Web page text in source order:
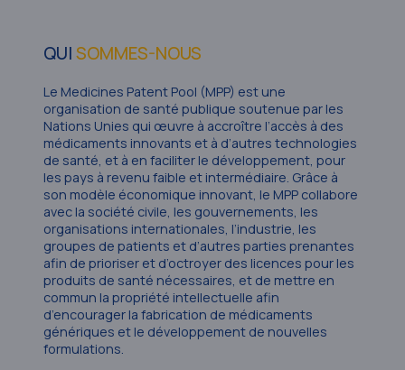
QUISOMMES-NOUS
Le Medicines Patent Pool (MPP) est une
organisation de santé publique soutenue par les
Nations Unies qui œuvre à accroître l’accès à des
médicaments innovants et à d’autres technologies
de santé, et à en faciliter le développement, pour
les pays à revenu faible et intermédiaire. Grâce à
son modèle économique innovant, le MPP collabore
avec la société civile, les gouvernements, les
organisations internationales, l’industrie, les
groupes de patients et d’autres parties prenantes
afin de prioriser et d’octroyer des licences pour les
produits de santé nécessaires, et de mettre en
commun la propriété intellectuelle afin
d’encourager la fabrication de médicaments
génériques et le développement de nouvelles
formulations.